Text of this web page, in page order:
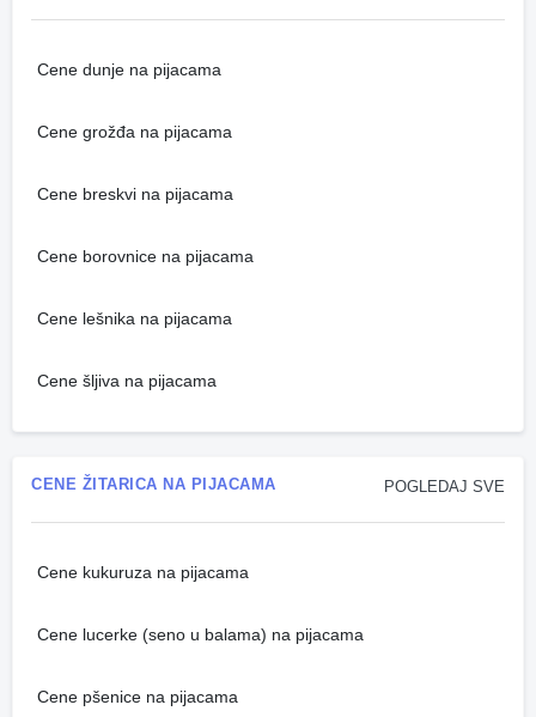
Cene dunje na pijacama
Cene grožđa na pijacama
Cene breskvi na pijacama
Cene borovnice na pijacama
Cene lešnika na pijacama
Cene šljiva na pijacama
POGLEDAJ SVE
CENE ŽITARICA NA PIJACAMA
Cene kukuruza na pijacama
Cene lucerke (seno u balama) na pijacama
Cene pšenice na pijacama